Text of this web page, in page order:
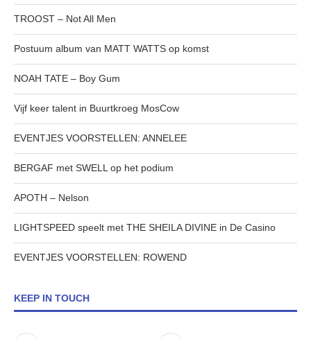
TROOST – Not All Men
Postuum album van MATT WATTS op komst
NOAH TATE – Boy Gum
Vijf keer talent in Buurtkroeg MosCow
EVENTJES VOORSTELLEN: ANNELEE
BERGAF met SWELL op het podium
APOTH – Nelson
LIGHTSPEED speelt met THE SHEILA DIVINE in De Casino
EVENTJES VOORSTELLEN: ROWEND
KEEP IN TOUCH